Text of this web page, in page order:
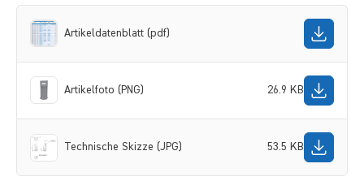
Artikeldatenblatt (pdf)
Artikelfoto (PNG) 26.9 KB
Technische Skizze (JPG) 53.5 KB